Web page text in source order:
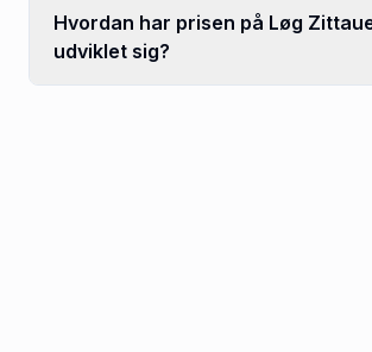
Hvordan har prisen på Løg
udviklet sig?